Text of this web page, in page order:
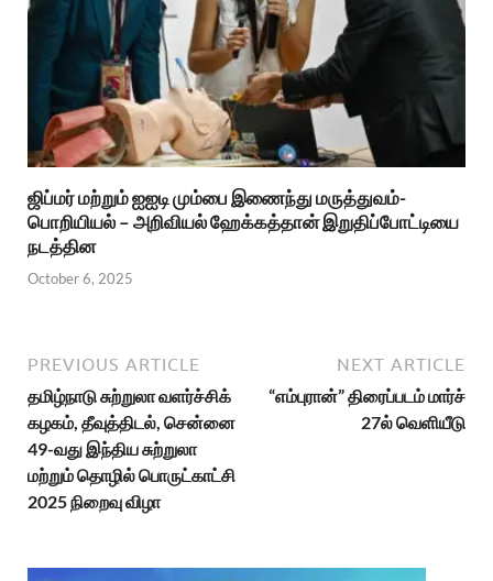
ஜிப்மர் மற்றும் ஐஐடி மும்பை இணைந்து மருத்துவம்-
பொறியியல் – அறிவியல் ஹேக்கத்தான் இறுதிப்போட்டியை
நடத்தின
October 6, 2025
PREVIOUS ARTICLE
தமிழ்நாடு சுற்றுலா வளர்ச்சிக்
கழகம், தீவுத்திடல், சென்னை
49-வது இந்திய சுற்றுலா
மற்றும் தொழில் பொருட்காட்சி
2025 நிறைவு விழா
NEXT ARTICLE
“எம்புரான்” திரைப்படம் மார்ச்
27ல் வெளியீடு